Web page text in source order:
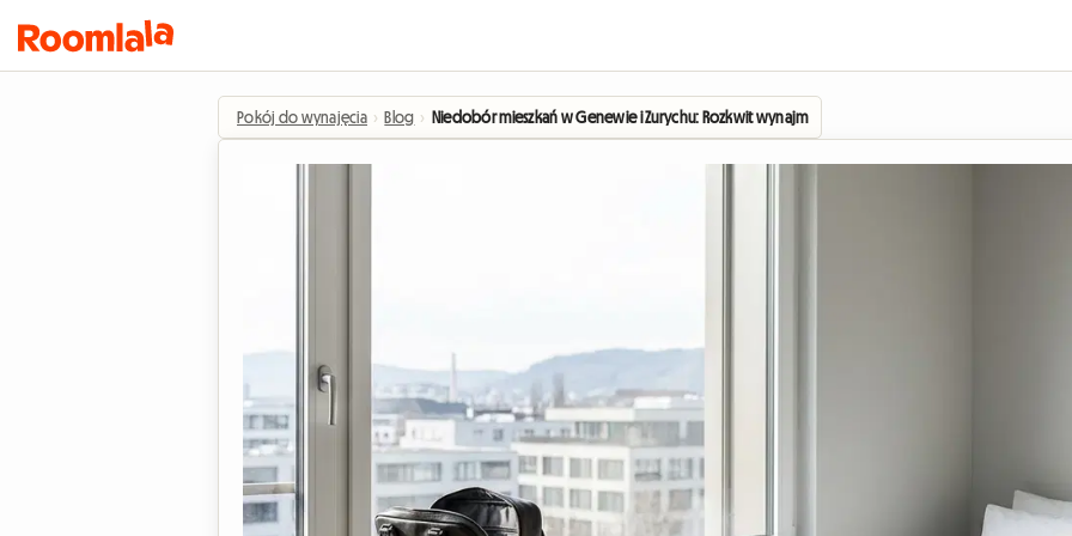
Pokój do wynajęcia › Blog › Niedobór mieszkań w Genewie i Zurychu: Rozkwit wynajmu pokoi dla pracowników